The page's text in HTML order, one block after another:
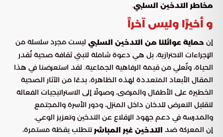
مخاطر التدخين السلبي.
و أخيرًا وليس آخراً
إن حماية عوائلنا من التدخين السلبي ليست مجرد سلسلة من
الإجراءات الاحترازية، بل هي دعوة شاملة لتبني ثقافة صحية تُقدر
الحياة، وتُعلي من قيمة الرفاهية الجماعية. لقد استعرضنا في هذا
المقال الأبعاد المتعددة لهذه الظاهرة، بدءًا من الآثار الصحية
الخطيرة على الأطفال والمرضى، وصولًا إلى الاستراتيجيات الفعالة
لتقليل التعرض للدخان داخل المنزل، ودور الأسرة والمجتمع
والمدرسة في دعم جهود الإقلاع عن التدخين وتعزيز الوعي.
إن المعركة ضد التدخين غير المباشر تتطلب يقظة مستمرة،